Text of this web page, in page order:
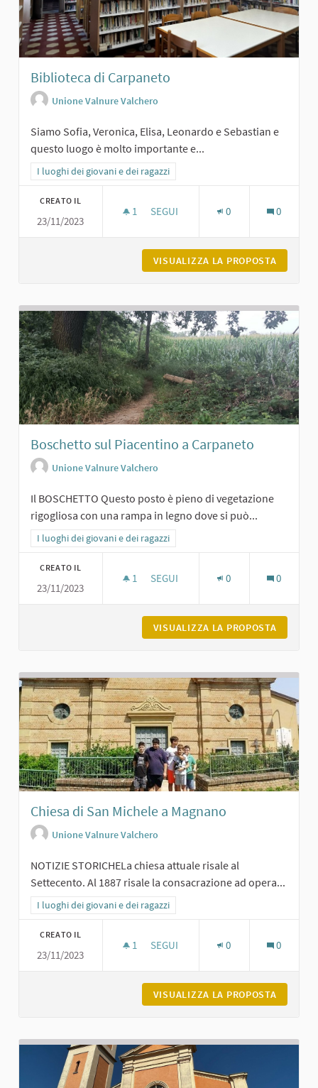
Biblioteca di Carpaneto
Unione Valnure Valchero
Siamo Sofia, Veronica, Elisa, Leonardo e Sebastian e
questo luogo è molto importante e...
Filtra i risultati per categoria: I luoghi dei giovani e dei ragazzi
I luoghi dei giovani e dei ragazzi
CREATO IL
23/11/2023
1 1 SOSTENITORI
SEGUI 0 0
VISUALIZZA LA PROPOSTA
Boschetto sul Piacentino a Carpaneto
Unione Valnure Valchero
Il BOSCHETTO Questo posto è pieno di vegetazione
rigogliosa con una rampa in legno dove si può...
Filtra i risultati per categoria: I luoghi dei giovani e dei ragazzi
I luoghi dei giovani e dei ragazzi
CREATO IL
23/11/2023
1 1 SOSTENITORI
SEGUI 0 0
VISUALIZZA LA PROPOSTA
Chiesa di San Michele a Magnano
Unione Valnure Valchero
NOTIZIE STORICHELa chiesa attuale risale al
Settecento. Al 1887 risale la consacrazione ad opera...
Filtra i risultati per categoria: I luoghi dei giovani e dei ragazzi
I luoghi dei giovani e dei ragazzi
CREATO IL
23/11/2023
1 1 SOSTENITORI
SEGUI 0 0
VISUALIZZA LA PROPOSTA